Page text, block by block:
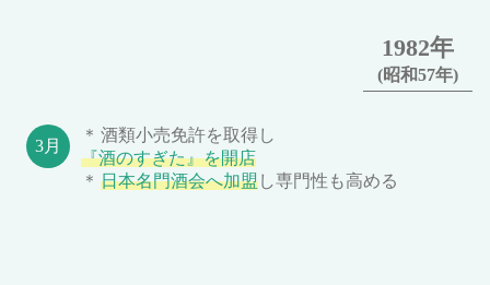
1982年
(昭和57年)
酒類小売免許を取得し
『酒のすぎた』を開店
日本名門酒会へ加盟し専門性も高める